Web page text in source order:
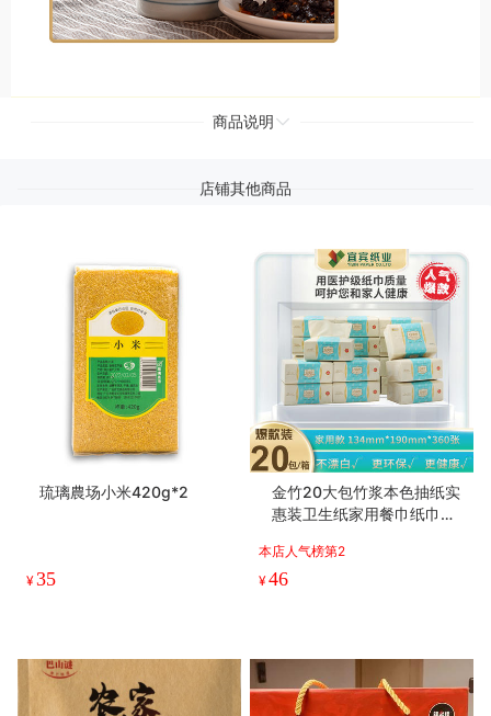
商品说明
店铺其他商品
琉璃農场小米420g*2
¥35
金竹20大包竹浆本色抽纸实
惠装卫生纸家用餐巾纸巾整
本店人气榜第2
¥46